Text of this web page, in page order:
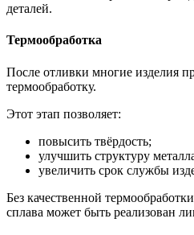
деталей.
Термообработка
После отливки многие изделия
термообработку.
Этот этап позволяет:
повысить твёрдость;
улучшить структуру
увеличить срок службы
Без качественной
сплава может быть реализован